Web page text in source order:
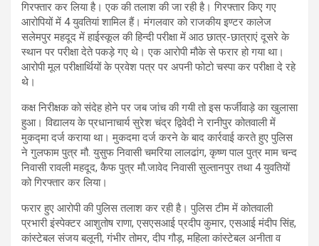
गिरफ्तार कर लिया है। एक की तलाश की जा रही है। गिरफ्तार किए गए
आरोपियों में 4 युवतियां शामिल हैं। मंगलवार को राजकीय इण्टर कालेज
सलेमपुर महदूद में हाईस्कूल की हिन्दी परीक्षा में आठ छात्र-छात्राएं दूसरे के
स्थान पर परीक्षा देते पकड़े गए थे। एक आरोपी मौके से फरार हो गया था।
आरोपी मूल परीक्षार्थियों के प्रवेश पत्र पर अपनी फोटो चस्पा कर परीक्षा दे रहे
थे।
कक्ष निरीक्षक को संदेह होने पर जब जांच की गयी तो इस फर्जीवाड़े का खुलासा
हुआ। विद्यालय के प्रधानाचार्य सुरेश चंद्र द्विवेदी ने रानीपुर कोतवाली में
मुकद्मा दर्ज कराया था। मुकदमा दर्ज करने के बाद कार्रवाई करते हुए पुलिस
ने गुलफाम पुत्र मौ. युसुफ निवासी चमरिया लालढांग, कृष्ण पाल पुत्र माम चन्द
निवासी रावली महदूद, कैफ पुत्र मौ.जावेद निवासी सुल्तानपुर तथा 4 युवतियों
को गिरफ्तार कर लिया।
फरार हुए आरोपी की पुलिस तलाश कर रही है। पुलिस टीम में कोतवाली
प्रभारी इंस्पेक्टर आशुतोष राणा, एसएसआई प्रदीप कुमार, एसआई मंदीप सिंह,
कांस्टेबल संजय बलूनी, गंभीर तोमर, दीप गौड़, महिला कांस्टेबल अनीता व